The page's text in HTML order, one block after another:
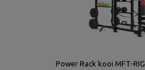
Power Rack kooi MFT-